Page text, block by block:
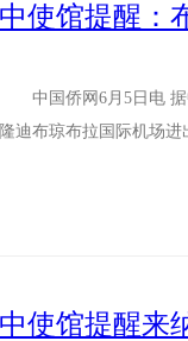
中国侨网6月5日电 据
隆迪布琼布拉国际机场